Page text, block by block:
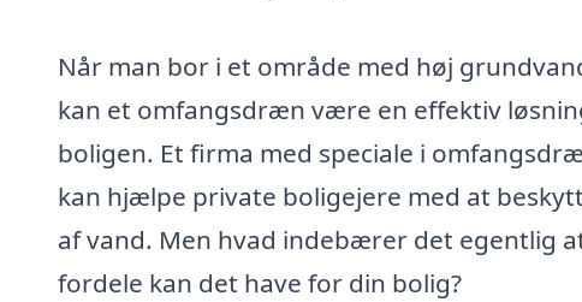
Når man bor i et område med høj
kan et omfangsdræn være en effektiv
boligen. Et firma med speciale i
kan hjælpe private boligejere med at
af vand. Men hvad indebærer det egentlig
fordele kan det have for din bolig?